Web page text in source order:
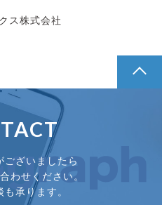
ス株式会社
ございましたら
わせください。
承ります。